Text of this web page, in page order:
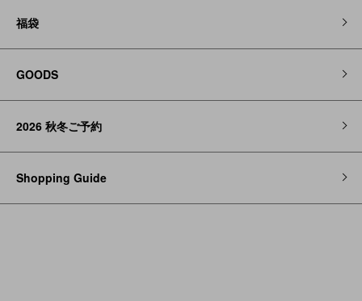
福袋
GOODS
2026 秋冬ご予約
Shopping Guide